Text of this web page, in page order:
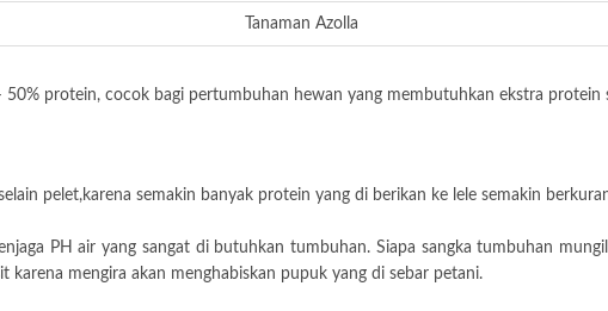
Tanaman Azolla
protein, cocok bagi pertumbuhan hewan yang membutuhkan ekstra protein
pelet,karena semakin banyak protein yang di berikan ke lele semakin
PH air yang sangat di butuhkan tumbuhan. Siapa sangka tumbuhan
mengira akan menghabiskan pupuk yang di sebar petani.